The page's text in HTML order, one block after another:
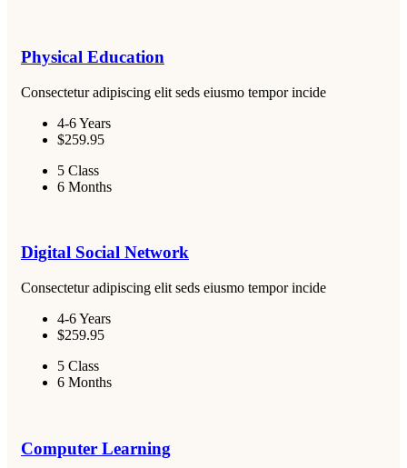
Physical Education
Consectetur adipiscing elit seds eiusmo tempor incide
4-6 Years
$259.95
5 Class
6 Months
Digital Social Network
Consectetur adipiscing elit seds eiusmo tempor incide
4-6 Years
$259.95
5 Class
6 Months
Computer Learning